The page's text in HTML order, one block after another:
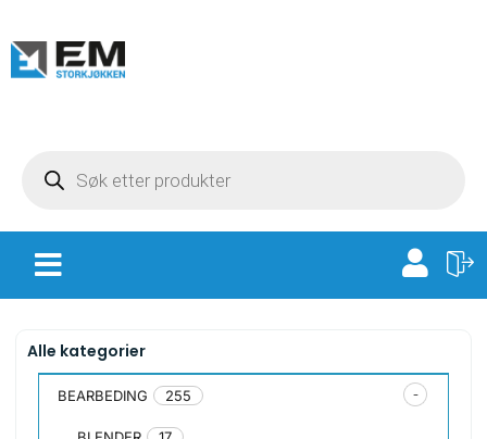
Alle kategorier
BEARBEDING 255